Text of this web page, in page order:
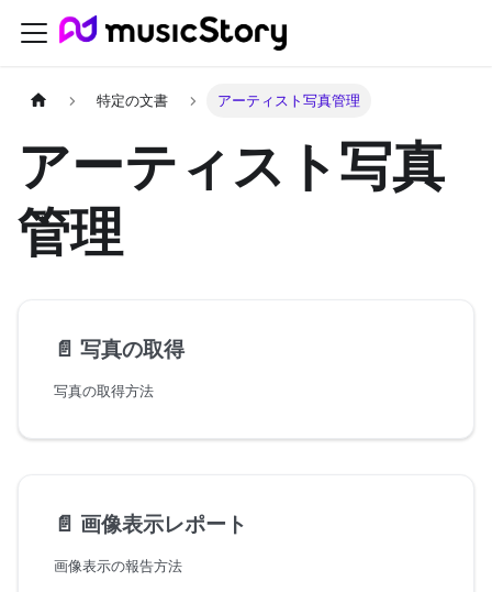
特定の文書 アーティスト写真管理
アーティスト写真
管理
📄️ 写真の取得
写真の取得方法
📄️ 画像表示レポート
画像表示の報告方法